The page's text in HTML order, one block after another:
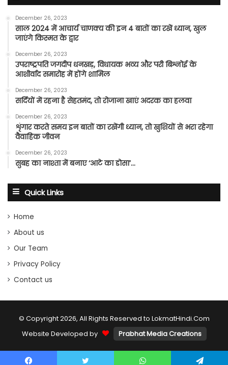
December 26, 2023
साल 2024 में आचार्य चाणक्य की इन 4 बातों का रखें ध्यान, खुल
जाएंगे किस्मत के द्वार
December 26, 2023
उपराष्ट्रपति जगदीप धनखड़, विधायक भव्य और परी बिश्नोई के
आशीर्वाद समारोह में होंगे शामिल
December 26, 2023
सर्दियों में रहना है सेहतमंद, तो रोजाना खाएं अदरक का हलवा
December 26, 2023
शृंगार करते समय इन बातों का रखेंगी ध्यान, तो खुशियों से भरा रहेगा
वैवाहिक जीवन
December 26, 2023
सुबह का नाश्ता में बनाए ‘आटे का डोसा’…
Quick Links
Home
About us
Our Team
Privacy Policy
Contact us
© Copyright 2026, All Rights Reserved to LokmatHindi.Com
Website Developed by
Prabhat Media Creations